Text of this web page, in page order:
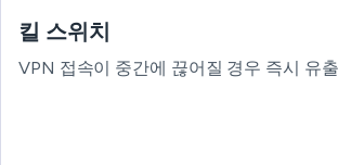
킬 스위치
VPN 접속이 중간에 끊어질 경우 즉시 유